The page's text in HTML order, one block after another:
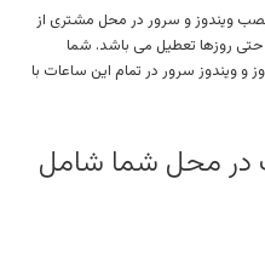
ویندوز و سرور در محل مشتری از
هفته حتی روزها تعطیل می باشد. شما
ویندوز سرور در تمام این ساعات با
در محل شما شامل